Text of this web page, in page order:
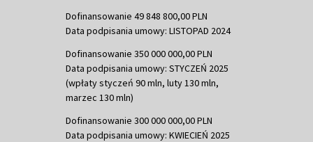
Dofinansowanie 49 848 800,00 PLN
Data podpisania umowy: LISTOPAD 2024
Dofinansowanie 350 000 000,00 PLN
Data podpisania umowy: STYCZEŃ 2025
(wpłaty styczeń 90 mln, luty 130 mln,
marzec 130 mln)
Dofinansowanie 300 000 000,00 PLN
Data podpisania umowy: KWIECIEŃ 2025